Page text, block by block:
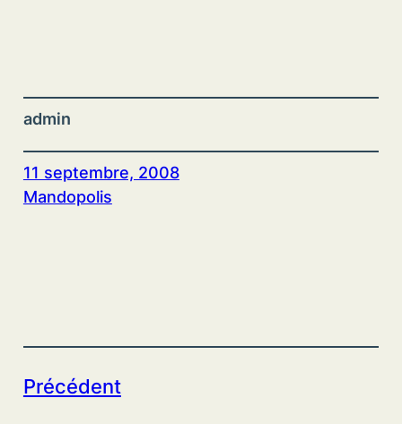
admin
11 septembre, 2008
Mandopolis
Précédent